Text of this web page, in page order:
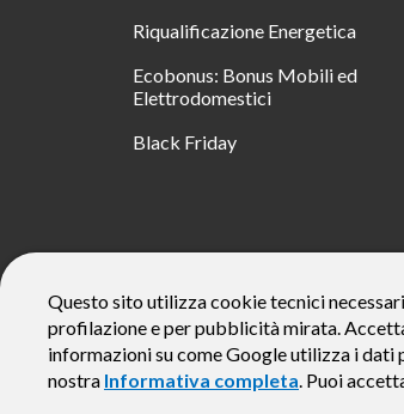
Riqualificazione Energetica
Ecobonus: Bonus Mobili ed
Elettrodomestici
Black Friday
Messaggio pubblicitario con finalità
rate da € 40 costi accessori dell’offerta
responsabile e di conoscere eventuali
Questo sito utilizza cookie tecnici
profilazione e per pubblicità mirata.
informazioni su come Google utilizza i dati
nostra Informativa completa. Puoi